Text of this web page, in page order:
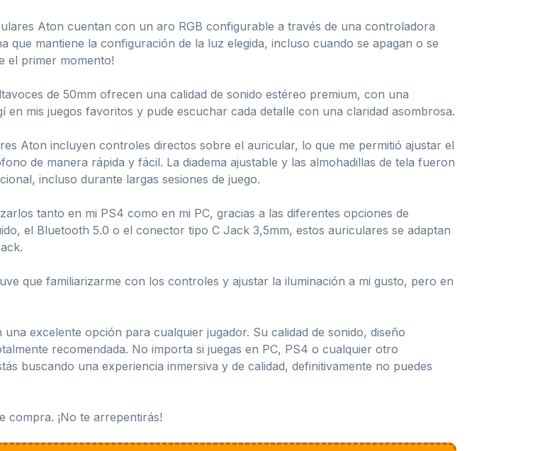
Aton cuentan con un aro RGB configurable a través de una controladora
que mantiene la configuración de la luz elegida, incluso cuando se apagan o se
el primer momento!
de 50mm ofrecen una calidad de sonido estéreo premium, con una
mis juegos favoritos y pude escuchar cada detalle con una claridad asombrosa.
Aton incluyen controles directos sobre el auricular, lo que me permitió ajustar el
de manera rápida y fácil. La diadema ajustable y las almohadillas de tela fueron
incluso durante largas sesiones de juego.
tanto en mi PS4 como en mi PC, gracias a las diferentes opciones de
el Bluetooth 5.0 o el conector tipo C Jack 3,5mm, estos auriculares se adaptan
que familiarizarme con los controles y ajustar la iluminación a mi gusto, pero en
excelente opción para cualquier jugador. Su calidad de sonido, diseño
recomendada. No importa si juegas en PC, PS4 o cualquier otro
buscando una experiencia inmersiva y de calidad, definitivamente no puedes
compra. ¡No te arrepentirás!